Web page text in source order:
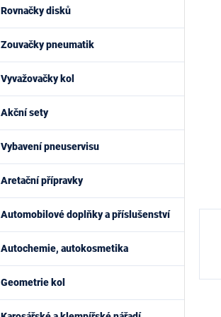
Rovnačky disků
Zouvačky pneumatik
Vyvažovačky kol
Akční sety
Vybavení pneuservisu
Aretační přípravky
Automobilové doplňky a příslušenství
Autochemie, autokosmetika
Geometrie kol